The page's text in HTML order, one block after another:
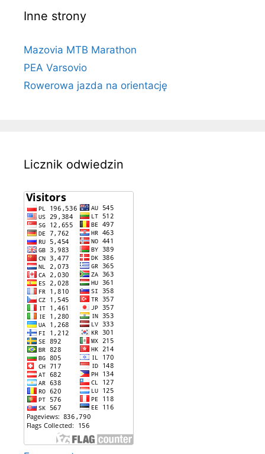
Inne strony
Mazovia MTB Marathon
PEA Varsovio
Rowerowa jazda na orientację
Licznik odwiedzin